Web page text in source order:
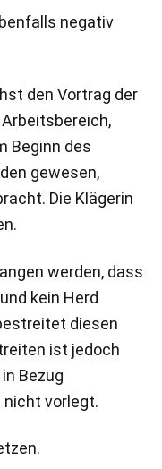
negativ
den Vortrag der
Beginn des
gewesen,
Die Klägerin
werden, dass
kein Herd
diesen
ist jedoch
Bezug
nicht vorlegt.